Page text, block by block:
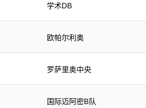
学术DB
欧帕尔利奥
罗萨里奥中央
国际迈阿密B队